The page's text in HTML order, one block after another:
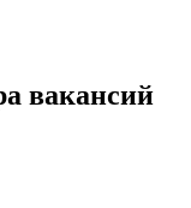
вакансий